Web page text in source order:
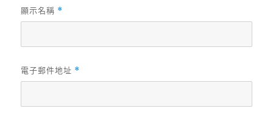
顯示名稱 *
電子郵件地址 *